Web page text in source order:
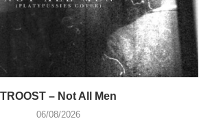
TROOST – Not All Men
06/08/2026